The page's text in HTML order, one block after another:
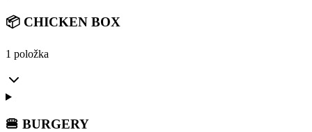
📦 CHICKEN BOX
1 položka
🍔 BURGERY